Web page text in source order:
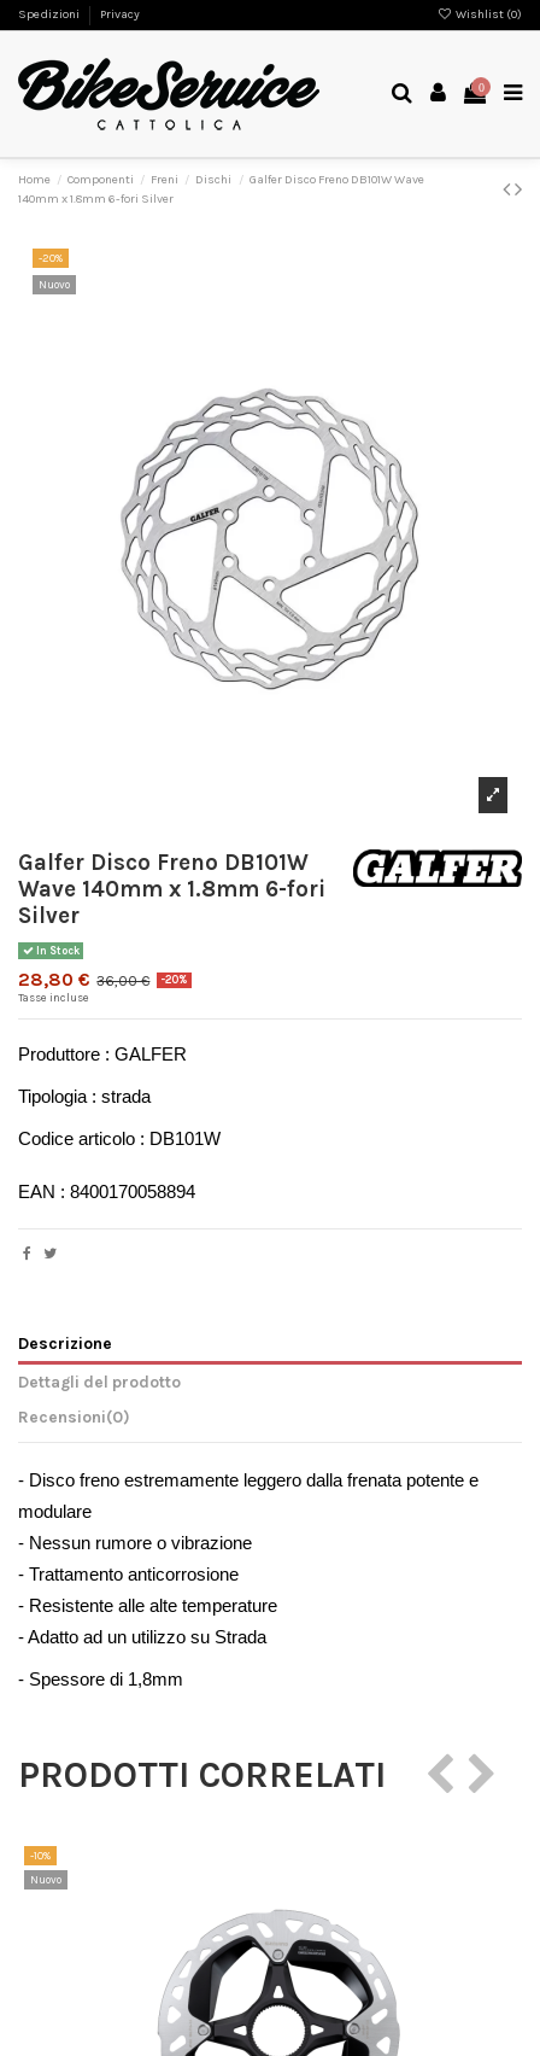
Spedizioni Privacy Wishlist (0)
0
Home Componenti Freni Dischi
Galfer Disco Freno DB101W Wave
140mm x 1.8mm 6-fori Silver
-20%
Nuovo
Galfer Disco Freno DB101W
Wave 140mm x 1.8mm 6-fori
Silver
In Stock
28,80 € 36,00 € -20%
Tasse incluse
Produttore : GALFER
Tipologia : strada
Codice articolo : DB101W
EAN : 8400170058894
Descrizione
Dettagli del prodotto
Recensioni(0)
- Disco freno estremamente leggero dalla frenata potente e
modulare
- Nessun rumore o vibrazione
- Trattamento anticorrosione
- Resistente alle alte temperature
- Adatto ad un utilizzo su Strada
- Spessore di 1,8mm
PRODOTTI CORRELATI
-10%
Nuovo